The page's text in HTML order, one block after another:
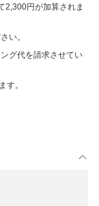
2,300円が加算されま
い。
グ代を請求させてい
す。